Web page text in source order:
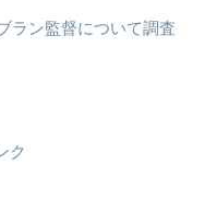
ラン監督について調査
ク